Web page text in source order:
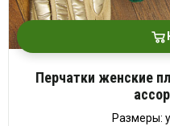
Перчатки женские
Размеры: